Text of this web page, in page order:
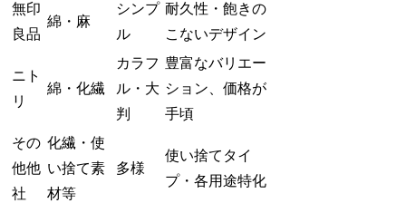
無印
良品
綿・麻
シンプ
ル
耐久性・飽きの
こないデザイン
ニト
リ
綿・化繊
カラフ
ル・大
判
豊富なバリエー
ション、価格が
手頃
その
他他
社
化繊・使
い捨て素
材等
多様
使い捨てタイ
プ・各用途特化